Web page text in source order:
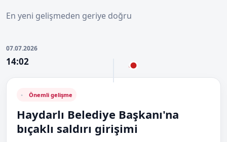
En yeni gelişmeden geriye doğru
07.07.2026
14:02
Önemli gelişme
Haydarlı Belediye Başkanı'na
bıçaklı saldırı girişimi